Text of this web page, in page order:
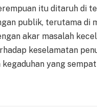
itu ditaruh di
publik, terutama di
akar masalah
keselamatan
yang